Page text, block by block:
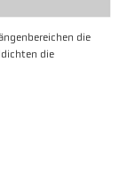
die
die